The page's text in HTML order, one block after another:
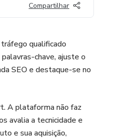
Compartilhar
qualificado
chave, ajuste o
SEO e destaque-se no
A plataforma não faz
avalia a tecnicidade e
e sua aquisição,